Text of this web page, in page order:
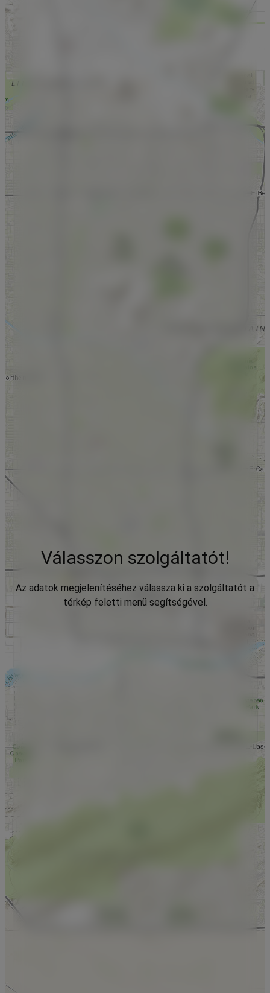
Válasszon szolgáltatót!
Az adatok megjelenítéséhez válassza ki a szolgáltatót a
térkép feletti menü segítségével.